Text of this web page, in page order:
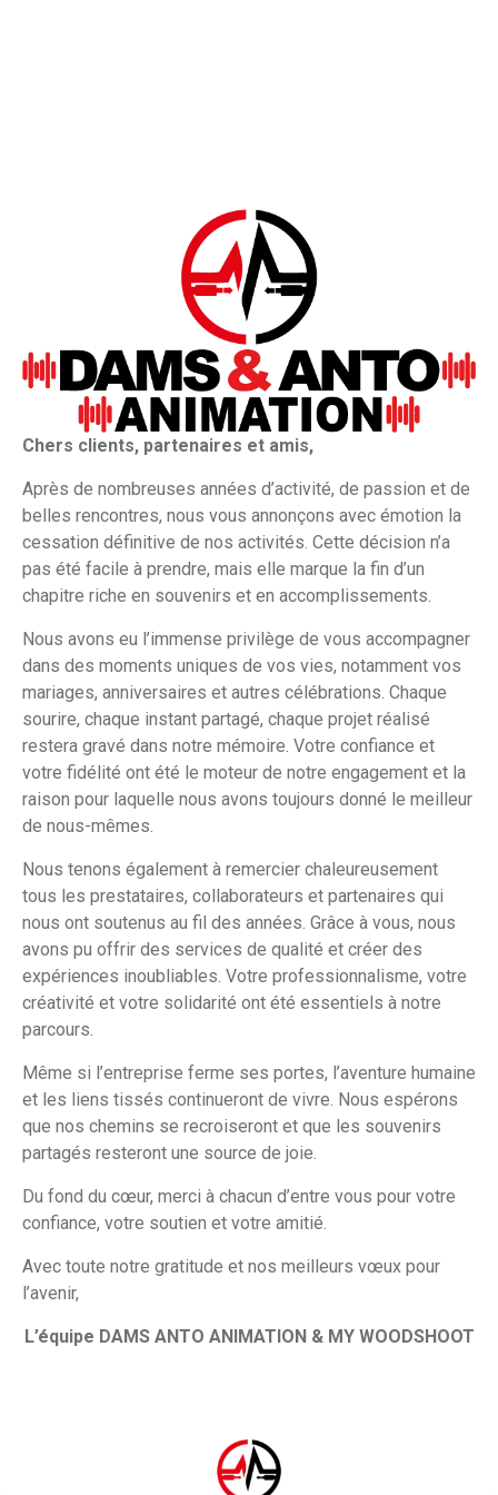
Chers clients, partenaires et amis,
Après de nombreuses années d’activité, de passion et de
belles rencontres, nous vous annonçons avec émotion la
cessation définitive de nos activités. Cette décision n’a
pas été facile à prendre, mais elle marque la fin d’un
chapitre riche en souvenirs et en accomplissements.
Nous avons eu l’immense privilège de vous accompagner
dans des moments uniques de vos vies, notamment vos
mariages, anniversaires et autres célébrations. Chaque
sourire, chaque instant partagé, chaque projet réalisé
restera gravé dans notre mémoire. Votre confiance et
votre fidélité ont été le moteur de notre engagement et la
raison pour laquelle nous avons toujours donné le meilleur
de nous-mêmes.
Nous tenons également à remercier chaleureusement
tous les prestataires, collaborateurs et partenaires qui
nous ont soutenus au fil des années. Grâce à vous, nous
avons pu offrir des services de qualité et créer des
expériences inoubliables. Votre professionnalisme, votre
créativité et votre solidarité ont été essentiels à notre
parcours.
Même si l’entreprise ferme ses portes, l’aventure humaine
et les liens tissés continueront de vivre. Nous espérons
que nos chemins se recroiseront et que les souvenirs
partagés resteront une source de joie.
Du fond du cœur, merci à chacun d’entre vous pour votre
confiance, votre soutien et votre amitié.
Avec toute notre gratitude et nos meilleurs vœux pour
l’avenir,
L’équipe DAMS ANTO ANIMATION & MY WOODSHOOT